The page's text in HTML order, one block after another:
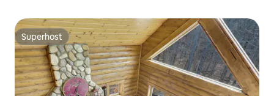
Superhost
Superhost